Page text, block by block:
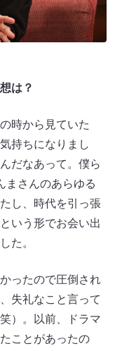
は？
時から見ていた
持ちになりまし
だなあって。僕ら
まさんのあらゆる
し、時代を引っ張
いう形でお会い出
た。
ったので圧倒され
失礼なこと言って
）。以前、ドラマ
ことがあったの